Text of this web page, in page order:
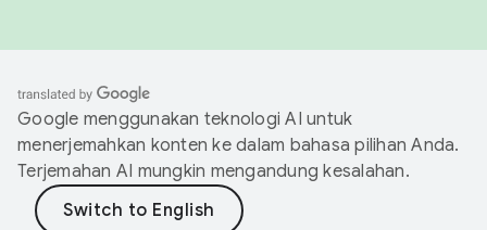
Google menggunakan teknologi AI untuk
menerjemahkan konten ke dalam bahasa pilihan Anda.
Terjemahan AI mungkin mengandung kesalahan.